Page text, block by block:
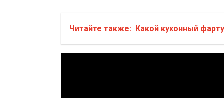
Читайте также: Какой кухонный